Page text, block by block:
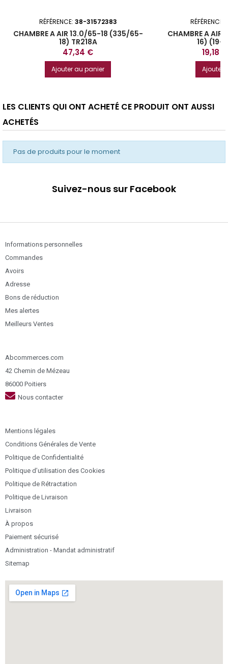
RÉFÉRENCE: 38-31572383
CHAMBRE A AIR 13.0/65-18 (335/65-
18) TR218A
Prix
47,34 €
Ajouter au panier
RÉFÉRENCE:
CHAMBRE A
16) (19-
Prix
19,18 €
Ajouter
LES CLIENTS QUI ONT ACHETÉ CE PRODUIT ONT AUSSI
ACHETÉS
Pas de produits pour le moment
Suivez-nous sur Facebook
Informations personnelles
Commandes
Avoirs
Adresse
Bons de réduction
Mes alertes
Meilleurs Ventes
Abcommerces.com
42 Chemin de Mézeau
86000 Poitiers
Nous contacter
Mentions légales
Conditions Générales de Vente
Politique de Confidentialité
Politique d’utilisation des Cookies
Politique de Rétractation
Politique de Livraison
Livraison
À propos
Paiement sécurisé
Administration - Mandat administratif
Sitemap